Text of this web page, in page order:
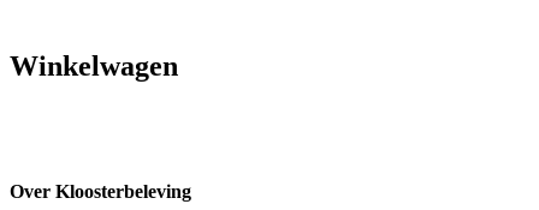
Winkelwagen
Over Kloosterbeleving